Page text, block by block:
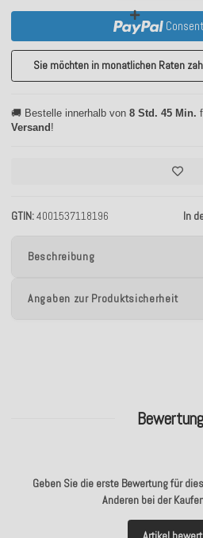
GTIN 4001537118196 In
Sie möchten in monatlichen Raten
🚚 Bestelle innerhalb von 8 Std. 45 Min.
Versand !
Beschreibung
Angaben zur Produktsicherheit
Geben Sie die erste Bewertung für
Anderen bei der